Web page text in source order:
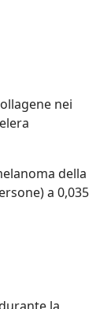
nei
della
a 0,035